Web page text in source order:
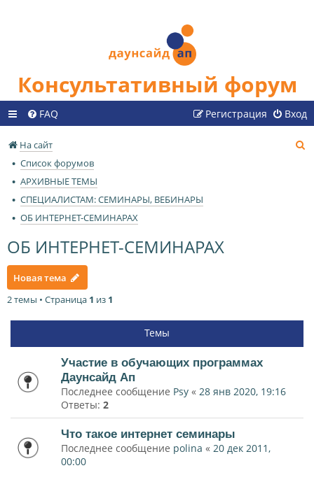
Консультативный форум
FAQ Вход
Регистрация
На сайт
Список форумов
АРХИВНЫЕ ТЕМЫ
СПЕЦИАЛИСТАМ: СЕМИНАРЫ, ВЕБИНАРЫ
ОБ ИНТЕРНЕТ-СЕМИНАРАХ
ОБ ИНТЕРНЕТ-СЕМИНАРАХ
Новая тема
2 темы • Страница 1 из 1
Темы
Участие в обучающих программах
Даунсайд Ап
Последнее сообщение Psy « 28 янв 2020, 19:16
Ответы: 2
Что такое интернет семинары
Последнее сообщение polina « 20 дек 2011,
00:00